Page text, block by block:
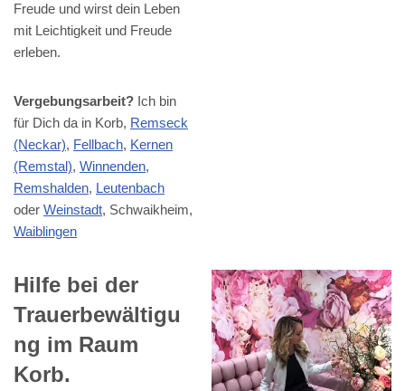
Freude und wirst dein Leben
mit Leichtigkeit und Freude
erleben.
Vergebungsarbeit? Ich bin
für Dich da in Korb, Remseck
(Neckar), Fellbach, Kernen
(Remstal), Winnenden,
Remshalden, Leutenbach
oder Weinstadt, Schwaikheim,
Waiblingen
Hilfe bei der
Trauerbewältigu
ng im Raum
Korb.